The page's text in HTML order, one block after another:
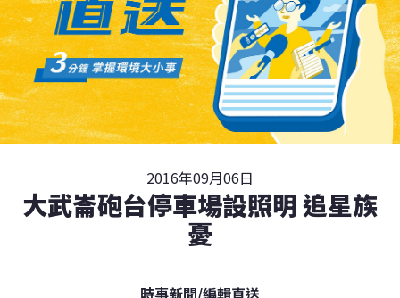
2016年09月06日
大武崙砲台停車場設照明 追星族
憂
時事新聞/編輯直送